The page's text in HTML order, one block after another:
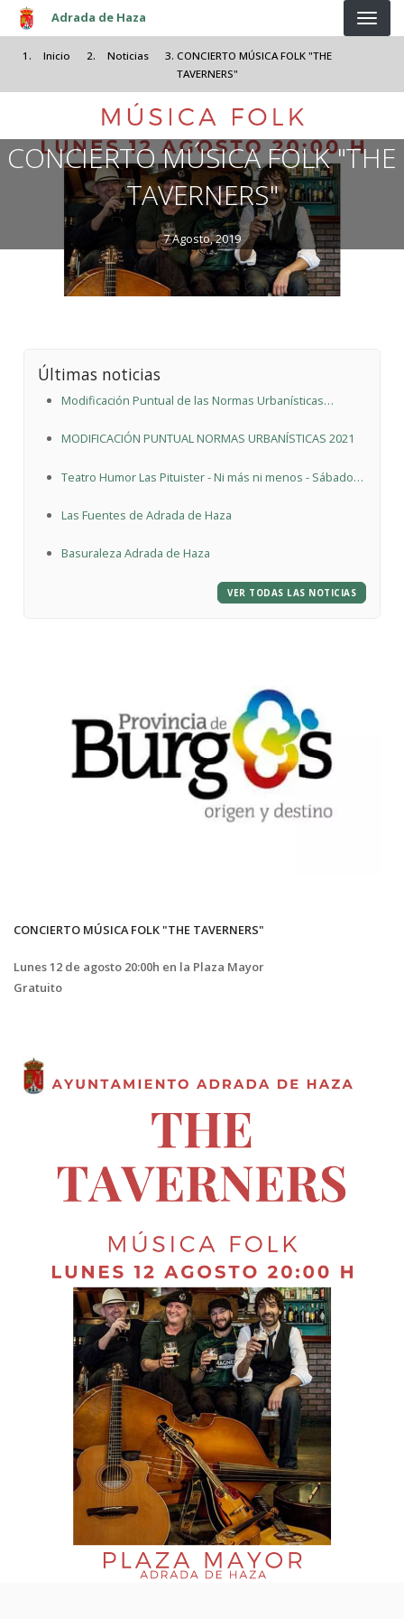
Pasar al contenido principal
Adrada de Haza
Inicio Noticias
CONCIERTO MÚSICA FOLK "THE
TAVERNERS"
CONCIERTO MÚSICA FOLK "THE
TAVERNERS"
7 Agosto, 2019
Últimas noticias
Modificación Puntual de las Normas Urbanísticas
Cabañas Sualdea
MODIFICACIÓN PUNTUAL NORMAS URBANÍSTICAS 2021
Teatro Humor Las Pituister - Ni más ni menos - Sábado
Las Fuentes de Adrada de Haza
Basuraleza Adrada de Haza
VER TODAS LAS NOTICIAS
CONCIERTO MÚSICA FOLK "THE TAVERNERS"
Lunes 12 de agosto 20:00h en la Plaza Mayor
Gratuito